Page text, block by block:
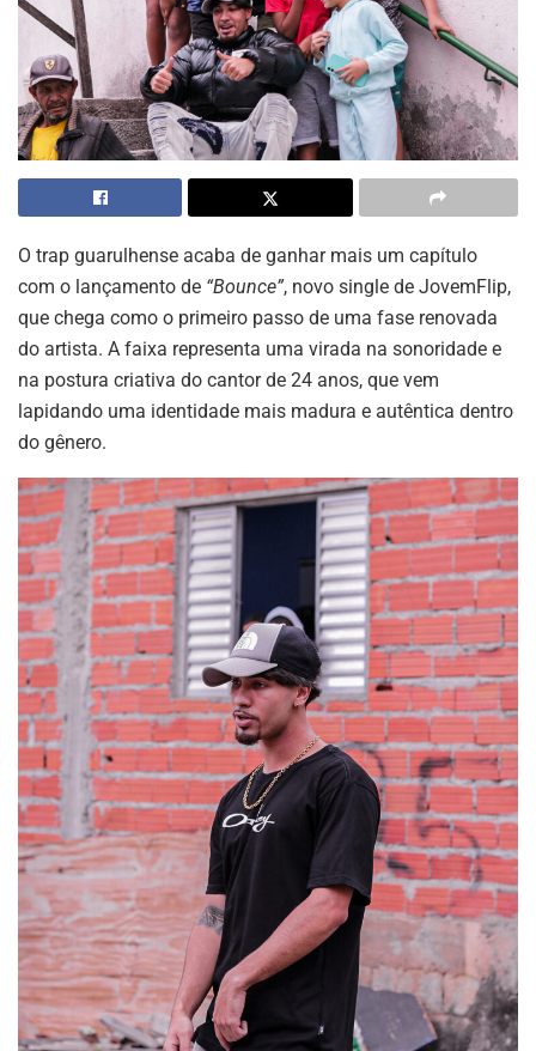
O trap guarulhense acaba de ganhar mais um capítulo
com o lançamento de “Bounce”, novo single de JovemFlip,
que chega como o primeiro passo de uma fase renovada
do artista. A faixa representa uma virada na sonoridade e
na postura criativa do cantor de 24 anos, que vem
lapidando uma identidade mais madura e autêntica dentro
do gênero.